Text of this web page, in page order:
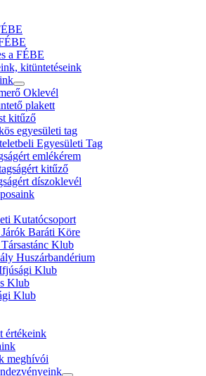
a FÉBE
kitüntetéseink
Oklevél
plakett
kitűző
egyesületi tag
Egyesületi Tag
emlékérem
kitűző
díszoklevél
Kutatócsoport
Járók Baráti Köre
Klub
Huszárbandérium
Klub
Klub
Klub
értékeink
meghívói